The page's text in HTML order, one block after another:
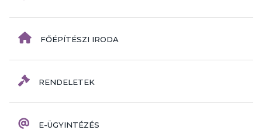
FŐÉPÍTÉSZI IRODA
RENDELETEK
E-ÜGYINTÉZÉS